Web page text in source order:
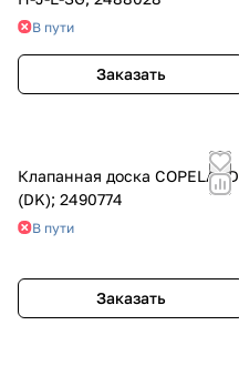
В пути
Заказать
Клапанная доска COPELAND
(DK); 2490774
В пути
Заказать